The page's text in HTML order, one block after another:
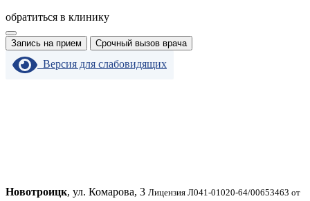
обратиться в клинику
Запись на прием Срочный вызов врача
Версия для слабовидящих
Новотроицк, ул. Комарова, 3 Лицензия Л041-01020-64/00653463 от